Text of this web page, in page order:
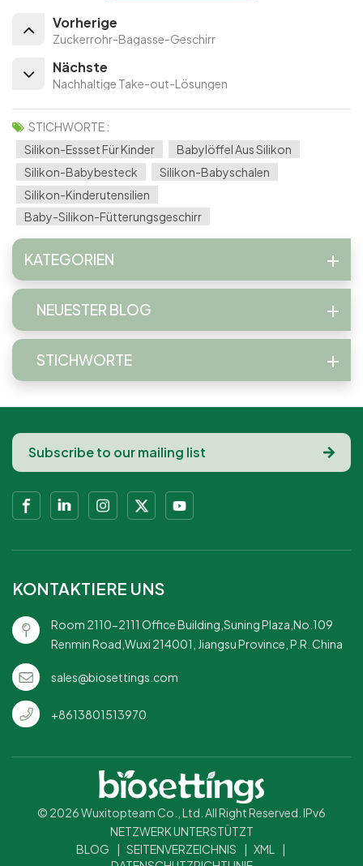
Vorherige
Zuckerrohr-Bagasse-Geschirr
Nächste
Nachhaltige Take-out-Lösungen
STICHWORTE :
Silikon-Essset Für Kinder
Babylöffel Aus Silikon
Silikon-Babybesteck
Silikon-Babyschalen
Silikon-Kinderutensilien
Baby-Silikon-Fütterungsgeschirr
KATEGORIEN
NEUESTER BLOG
STICHWORTE
KONTAKTIERE UNS
Room 2110-2111 Office Building,Suning Plaza,No.109
Renmin Road,Wuxi 214001, Jiangsu Province, P.R. China
sales@biosettings.com
+8613801513970
© 2026 Wuxitopteam Co., Ltd. All Right Reserved. IPv6
NETZWERK UNTERSTÜTZT
BLOG
| SEITENVERZEICHNIS | XML
|